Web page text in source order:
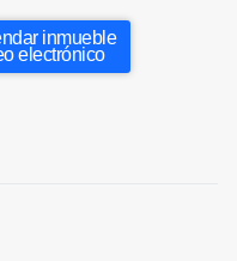
inmueble
electrónico